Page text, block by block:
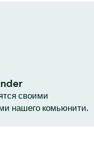
своими
нашего комьюнити.